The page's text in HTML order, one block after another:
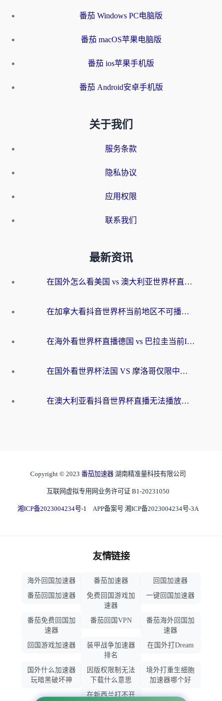
番茄 Windows PC电脑版
番茄 macOS苹果电脑版
番茄 ios苹果手机版
番茄 Android安卓手机版
关于我们
服务条款
隐私协议
应用权限
联系我们
最新资讯
在国外怎么看美国 vs 澳大利亚世界杯直播？海外党必藏的中文解说观赛指南
在加拿大看抖音世界杯当前地区不可播放？海外党体育观赛终极指南
在海外看世界杯直播德国 vs 巴拉圭当前IP受限制？这篇指南帮你轻松解决地区限制
在国外看世界杯法国 VS 摩洛哥仅限中国大陆？别让地域限制拦下你的欢呼
在澳大利亚看抖音世界杯直播无法播放？海外党体育观赛终极指南来了！
Copyright © 2023 番茄加速器 湖南精准量科技有限公司
互联网虚拟专用网业务许可证 B1-20231050
湘ICP备2023004234号-1 APP备案号 湘ICP备2023004234号-3A
友情链接
海外回国加速器 番茄加速器
回国加速器
番茄回国加速器
免费回国游戏加
速器
一键回国加速器
番茄免费回国加
速器
番茄回国VPN
番茄海外回国加
速器
回国游戏加速器
装甲战争加速器
排名
在国外打Dream
国外什么加速器
玩暗黑破坏神
因版权限制无法
下载什么意思
境外打重生细胞
加速器哪个好
在新西兰打不开